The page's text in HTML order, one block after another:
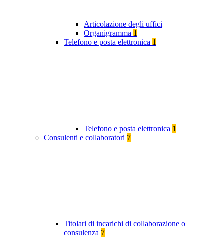
Articolazione degli uffici
Organigramma 1
Telefono e posta elettronica 1
Telefono e posta elettronica 1
Consulenti e collaboratori 7
Titolari di incarichi di collaborazione o
consulenza 7